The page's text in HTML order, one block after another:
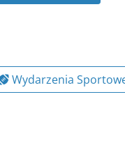
Wydarzenia